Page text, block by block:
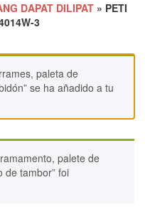
DAPAT DILIPAT » PETI
3
paleta de
se ha añadido a tu
palete de
de tambor” foi